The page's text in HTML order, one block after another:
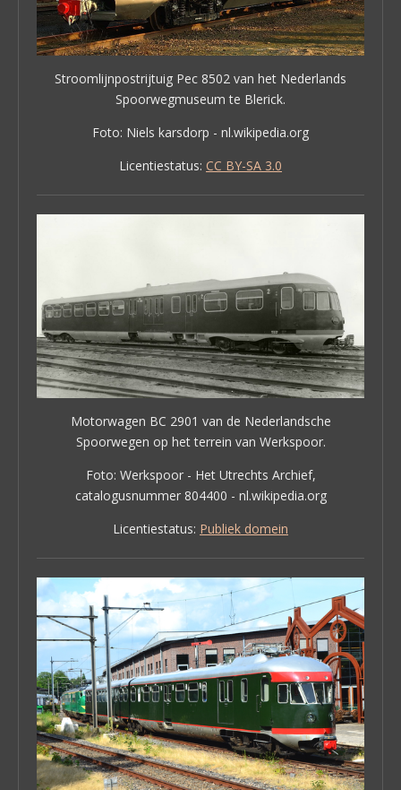
Stroomlijnpostrijtuig Pec 8502 van het Nederlands
Spoorwegmuseum te Blerick.
Foto: Niels karsdorp - nl.wikipedia.org
Licentiestatus: CC BY-SA 3.0
Motorwagen BC 2901 van de Nederlandsche
Spoorwegen op het terrein van Werkspoor.
Foto: Werkspoor - Het Utrechts Archief,
catalogusnummer 804400 - nl.wikipedia.org
Licentiestatus: Publiek domein